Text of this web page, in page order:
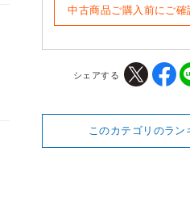
中古商品ご購入前にご確
シェアする
このカテゴリのラン